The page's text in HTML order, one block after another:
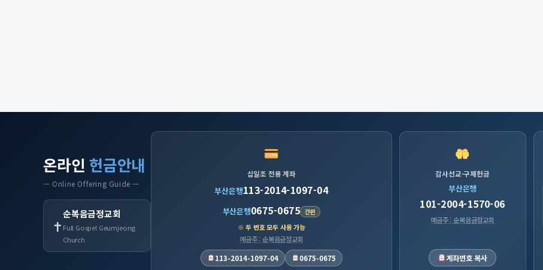
온라인 헌금안내
— Online Offering Guide —
✝
순복음금정교회
Full Gospel Geumjeong
Church
십일조 전용 계좌
부산은행113-2014-1097-04
부산은행0675-0675 간편
※ 두 번호 모두 사용 가능
예금주 : 순복음금정교회
113-2014-1097-04
0675-0675
감사선교·구제헌금
부산은행
101-2004-1570-06
예금주 : 순복음금정교회
계좌번호 복사